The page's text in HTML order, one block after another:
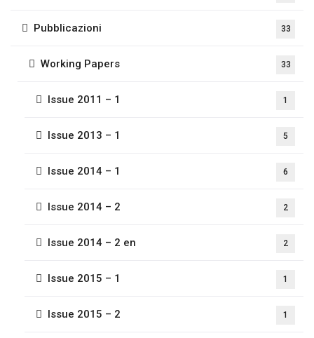
Pubblicazioni 33
Working Papers 33
Issue 2011 – 1 1
Issue 2013 – 1 5
Issue 2014 – 1 6
Issue 2014 – 2 2
Issue 2014 – 2 en 2
Issue 2015 – 1 1
Issue 2015 – 2 1